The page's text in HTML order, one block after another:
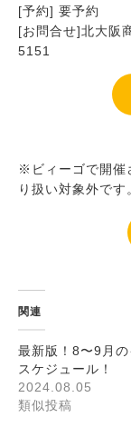
[予約] 要予約
[お問合せ]北大阪
5151
※ビィーゴで開催
り扱い対象外です
関連
最新版！8〜9月の
スケジュール！
2024.08.05
類似投稿